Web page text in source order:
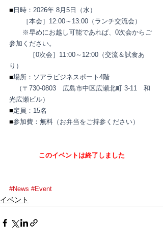
■ 日時：2026年 8月5日（水）
［本会］12:00～13:00（ランチ交流会）
※早めにお越し可能であれば、0次会からご
参加ください。
［0次会］11:00～12:00（交流＆試食あ
り）
■場所：ソアラビジネスポート4階
（〒730-0803　広島市中区広瀬北町 3-11　和
光広瀬ビル）
■定員：15名
■参加費：無料（お弁当をご持参ください）
このイベントは終了しました
#News #Event
イベント